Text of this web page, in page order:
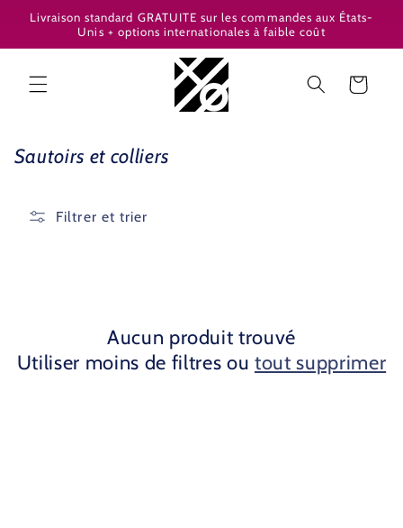
passer
contenu
Livraison standard GRATUITE sur les commandes aux États-
Unis + options internationales à faible coût
Panier
C
o
Sautoirs et colliers
Filtrer et trier
Aucun produit trouvé
Utiliser moins de filtres ou tout supprimer